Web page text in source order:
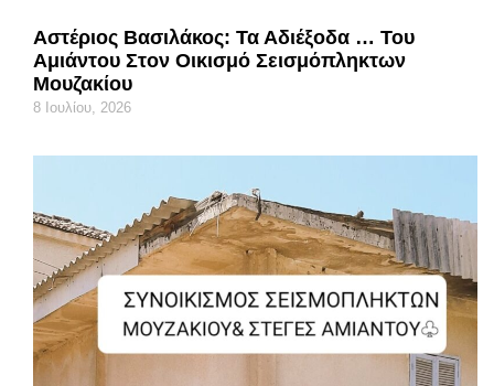
Αστέριος Βασιλάκος: Τα Αδιέξοδα … Του
Αμιάντου Στον Οικισμό Σεισμόπληκτων
Μουζακίου
8 Ιουλίου, 2026